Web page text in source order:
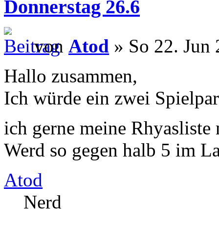
Donnerstag 26.6
von Atod » So 22. Jun
Hallo zusammen,
Ich würde ein zwei
ich gerne meine
Werd so gegen halb 5 im
Atod
Nerd